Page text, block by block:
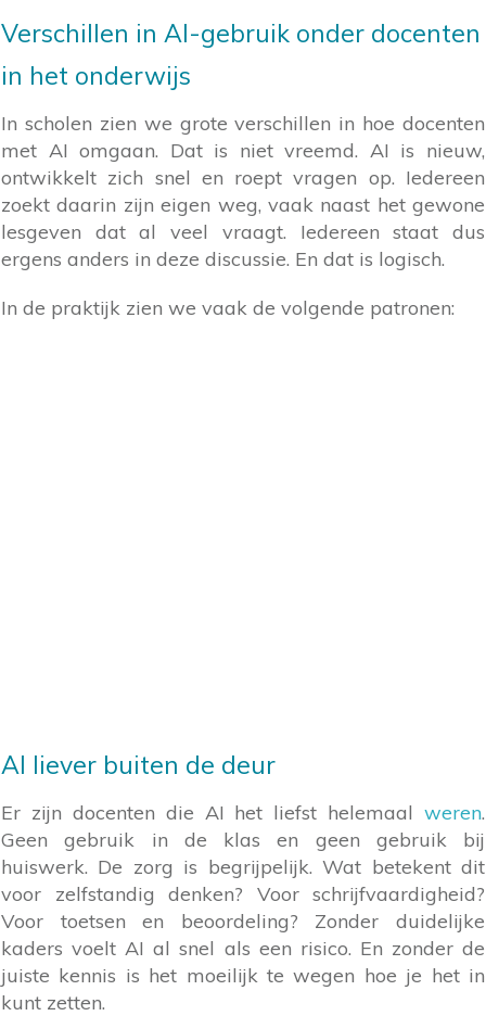
Verschillen in AI-gebruik onder docenten
in het onderwijs
In scholen zien we grote verschillen in hoe docenten
met AI omgaan. Dat is niet vreemd. AI is nieuw,
ontwikkelt zich snel en roept vragen op. Iedereen
zoekt daarin zijn eigen weg, vaak naast het gewone
lesgeven dat al veel vraagt. Iedereen staat dus
ergens anders in deze discussie. En dat is logisch.
In de praktijk zien we vaak de volgende patronen:
AI liever buiten de deur
Er zijn docenten die AI het liefst helemaal weren.
Geen gebruik in de klas en geen gebruik bij
huiswerk. De zorg is begrijpelijk. Wat betekent dit
voor zelfstandig denken? Voor schrijfvaardigheid?
Voor toetsen en beoordeling? Zonder duidelijke
kaders voelt AI al snel als een risico. En zonder de
juiste kennis is het moeilijk te wegen hoe je het in
kunt zetten.